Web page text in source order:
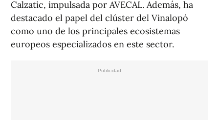
Calzatic, impulsada por AVECAL. Además, ha
destacado el papel del clúster del Vinalopó
como uno de los principales ecosistemas
europeos especializados en este sector.